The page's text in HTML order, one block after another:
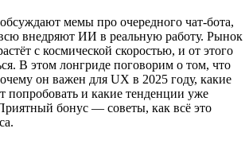
мемы про очередного чат‑бота,
внедряют ИИ в реальную работу. Рынок
с космической скоростью, и от этого
В этом лонгриде поговорим о том, что
он важен для UX в 2025 году, какие
попробовать и какие тенденции уже
бонус — советы, как всё это